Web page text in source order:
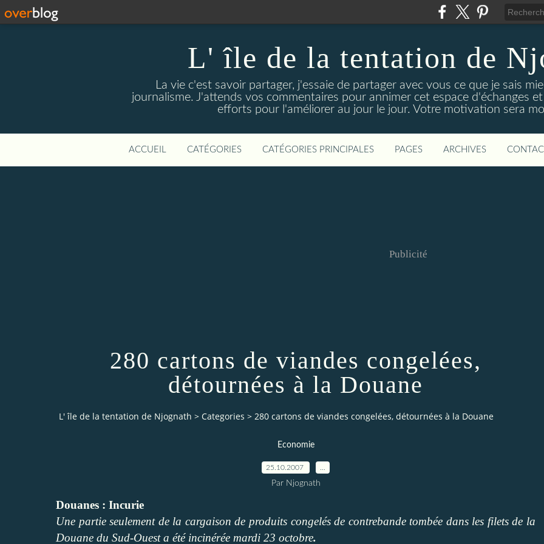
L' île de la tentation de
La vie c'est savoir partager, j'essaie de partager avec vous ce que je sais
journalisme. J'attends vos commentaires pour annimer cet espace d'échanges
efforts pour l'améliorer au jour le jour. Votre motivation sera
ACCUEIL CATÉGORIES CATÉGORIES PRINCIPALES PAGES ARCHIVES
Publicité
280 cartons de viandes congelées,
détournées à la Douane
L' île de la tentation de Njognath > Categories > 280 cartons de viandes congelées, détournées à la Douane
Economie
25.10.2007
Par Njognath
Douanes : Incurie
Une partie seulement de la cargaison de produits congelés de contrebande tombée dans les filets de la
Douane du Sud-Ouest a été incinérée mardi 23 octobre.